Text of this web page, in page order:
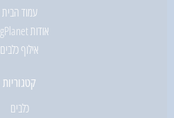
עמוד הבית
אודות DogPlanet
אילוף כלבים
קטגוריות
כלבים